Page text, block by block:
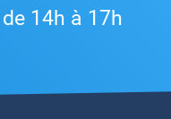
14h à 17h